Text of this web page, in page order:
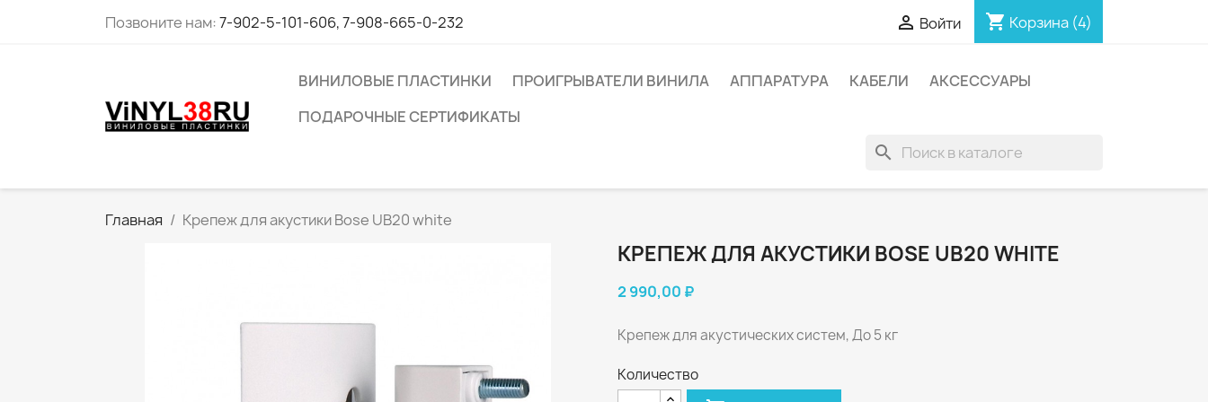
Позвоните нам:7-902-5-101-606, 7-908-665-0-232  Войти shopping_cart Корзина (4)
ВИНИЛОВЫЕ ПЛАСТИНКИ ПРОИГРЫВАТЕЛИ ВИНИЛА АППАРАТУРА КАБЕЛИ
АКСЕССУАРЫ
ПОДАРОЧНЫЕ СЕРТИФИКАТЫ
search
Главная Крепеж для акустики Bose UB20 white
КРЕПЕЖ ДЛЯ АКУСТИКИ BOSE UB20 WHITE
2 990,00 ₽
Крепеж для акустических систем, До 5 кг
Количество